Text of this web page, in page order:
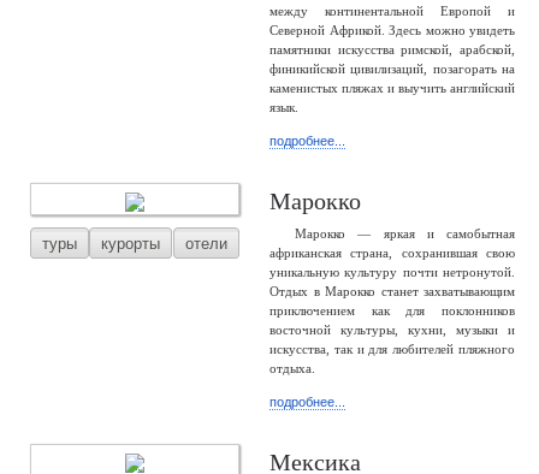
между континентальной Европой и
Северной Африкой. Здесь можно увидеть
памятники искусства римской, арабской,
финикийской цивилизаций, позагорать на
каменистых пляжах и выучить английский
язык.
подробнее...
туры курорты отели
Марокко
Марокко — яркая и самобытная
африканская страна, сохранившая свою
уникальную культуру почти нетронутой.
Отдых в Марокко станет захватывающим
приключением как для поклонников
восточной культуры, кухни, музыки и
искусства, так и для любителей пляжного
отдыха.
подробнее...
Мексика